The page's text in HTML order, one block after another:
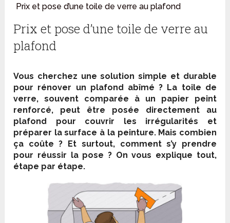
Prix et pose d’une toile de verre au plafond
Prix et pose d’une toile de verre au
plafond
Vous cherchez une solution simple et durable
pour rénover un plafond abîmé ? La toile de
verre, souvent comparée à un papier peint
renforcé, peut être posée directement au
plafond pour couvrir les irrégularités et
préparer la surface à la peinture. Mais combien
ça coûte ? Et surtout, comment s’y prendre
pour réussir la pose ? On vous explique tout,
étape par étape.